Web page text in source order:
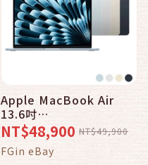
Apple MacBook Air
13.6吋
M5/10CPU/10GPU/16G/
1TB _ 台灣公司貨 ＋
HDMI
NT$48,900 NT$49,900
FGin eBay